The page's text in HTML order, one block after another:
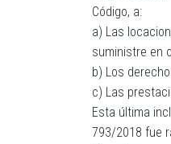
Código, a:
a) Las
suministre en
b) Los
c) Las
Esta última
793/2018 fue